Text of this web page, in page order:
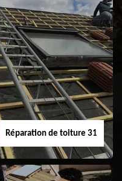
Nettoyage
demoussage de
toiture 31
Réparation de toiture 31